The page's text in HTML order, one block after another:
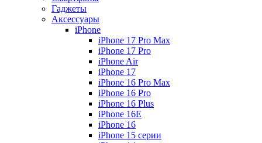
Гаджеты
Аксессуары
iPhone
iPhone 17 Pro Max
iPhone 17 Pro
iPhone Air
iPhone 17
iPhone 16 Pro Max
iPhone 16 Pro
iPhone 16 Plus
iPhone 16E
iPhone 16
iPhone 15 серии